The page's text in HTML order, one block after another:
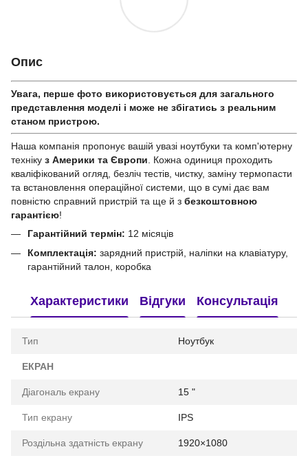
Опис
Увага, перше фото використовується для загального
представлення моделі і може не збігатись з реальним
станом приcтрою.
Наша компанія пропонує вашій увазі ноутбуки та комп'ютерну
техніку з Америки та Європи . Кожна одиниця проходить
кваліфікований огляд, безліч тестів, чистку, заміну термопасти
та встановлення операційної системи, що в сумі дає вам
повністю справний пристрій та ще й з безкоштовною
гарантією!
Гарантійний термін: 12 місяців
Комплектація: зарядний пристрій, наліпки на клавіатуру,
гарантійний талон, коробка
Характеристики Відгуки Консультація
Тип Ноутбук
ЕКРАН
Діагональ екрану 15 "
Тип екрану IPS
Роздільна здатність екрану 1920×1080